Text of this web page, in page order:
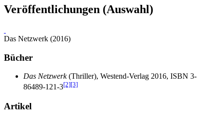
Veröffentlichungen (Auswahl)
Das Netzwerk (2016)
Bücher
Das Netzwerk(Thriller), Westend-Verlag 2016, ISBN 3-
86489-121-3[2][3]
Artikel